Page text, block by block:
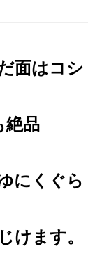
面はコシ
絶品
にくぐら
けます。